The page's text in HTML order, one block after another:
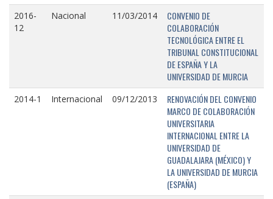
2016-
12
Nacional 11/03/2014
CONVENIO DE
COLABORACIÓN
TECNOLÓGICA ENTRE EL
TRIBUNAL CONSTITUCIONAL
DE ESPAÑA Y LA
UNIVERSIDAD DE MURCIA
2014-1 Internacional 09/12/2013
RENOVACIÓN DEL CONVENIO
MARCO DE COLABORACIÓN
UNIVERSITARIA
INTERNACIONAL ENTRE LA
UNIVERSIDAD DE
GUADALAJARA (MÉXICO) Y
LA UNIVERSIDAD DE MURCIA
(ESPAÑA)